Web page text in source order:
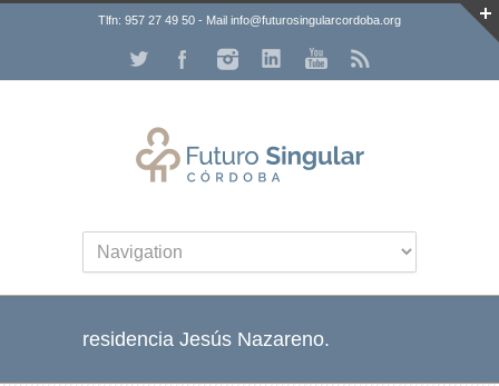
Tlfn: 957 27 49 50 - Mail info@futurosingularcordoba.org
residencia Jesús Nazareno.